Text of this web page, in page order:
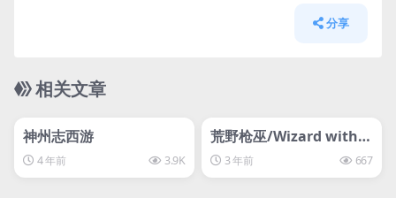
分享
相关文章
神州志西游
4 年前 3.9K
svip专属
荒野枪巫/Wizard with a
Gun3 年前 667